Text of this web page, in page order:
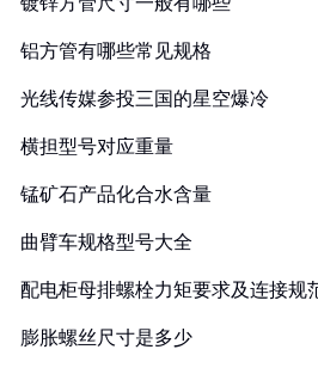
铝方管有哪些常见规格
光线传媒参投三国的星空爆冷
横担型号对应重量
锰矿石产品化合水含量
曲臂车规格型号大全
配电柜母排螺栓力矩要求及连接规
膨胀螺丝尺寸是多少